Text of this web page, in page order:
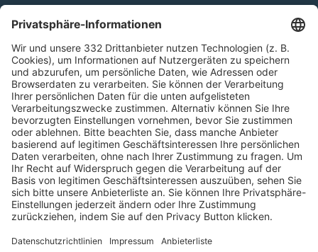
Kontakt
HÄUFIG BESUCHTE SEITEN
Pässe und Vereinswechsel
Trainerausbildung
Schulungsangebot Vereinsmitarbeiter
BFV-Geschäftsstellen
Trainerbörse
Login SpielPlus
FOLGE DEM BFV